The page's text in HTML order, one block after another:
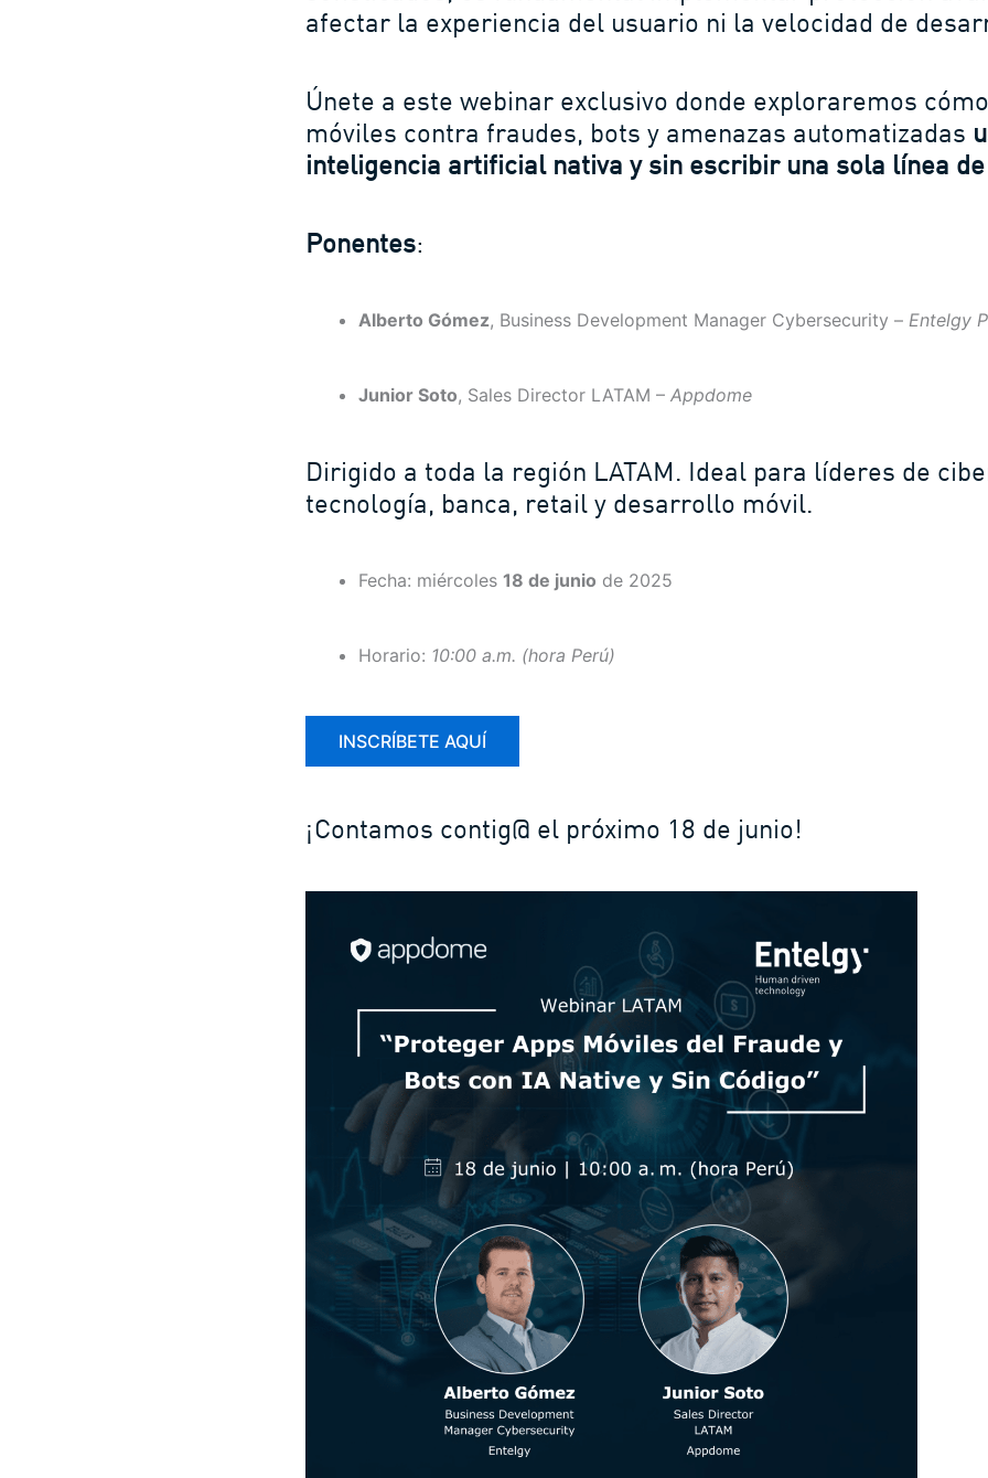
afectar la experiencia del usuario ni la velocidad de
Únete a este webinar exclusivo donde exploraremos
móviles contra fraudes, bots y amenazas automatizadas
inteligencia artificial nativa y sin escribir una sola línea
Ponentes:
Alberto Gómez, Business Development Manager Cybersecurity – Entelgy
Junior Soto, Sales Director LATAM – Appdome
Dirigido a toda la región LATAM. Ideal para líderes de
tecnología, banca, retail y desarrollo móvil.
Fecha: miércoles 18 de junio de 2025
Horario: 10:00 a.m. (hora Perú)
­INSCRÍBETE AQUÍ
¡Contamos contig@ el próximo 18 de junio!